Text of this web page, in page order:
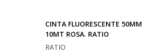
CINTA FLUORESCENTE 50MM
10MT ROSA. RATIO
RATIO